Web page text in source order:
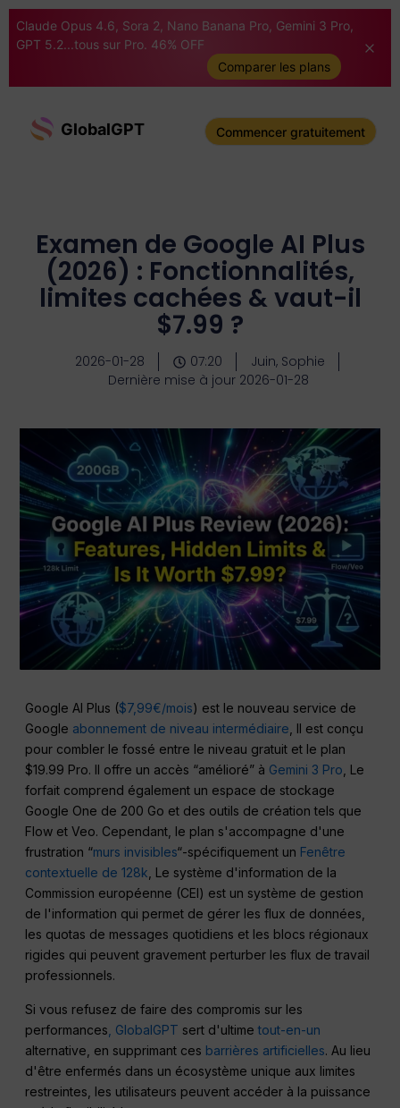
Claude Opus 4.6, Sora 2, Nano Banana Pro, Gemini 3 Pro,
GPT 5.2...tous sur Pro. 46% OFF
Comparer les plans
GlobalGPT Commencer gratuitement
Examen de Google AI Plus
(2026) : Fonctionnalités,
limites cachées & vaut-il
$7.99 ?
2026-01-28 07:20
Juin, Sophie
Dernière mise à jour 2026-01-28
Google AI Plus ($7,99€/mois) est le nouveau service de
Google abonnement de niveau intermédiaire , Il est conçu
pour combler le fossé entre le niveau gratuit et le plan
$19.99 Pro. Il offre un accès “amélioré” à Gemini 3 Pro , Le
forfait comprend également un espace de stockage
Google One de 200 Go et des outils de création tels que
Flow et Veo. Cependant, le plan s'accompagne d'une
frustration “murs invisibles“-spécifiquement un Fenêtre
contextuelle de 128k , Le système d'information de la
Commission européenne (CEI) est un système de gestion
de l'information qui permet de gérer les flux de données,
les quotas de messages quotidiens et les blocs régionaux
rigides qui peuvent gravement perturber les flux de travail
professionnels.
Si vous refusez de faire des compromis sur les
performances , GlobalGPT sert d'ultime tout-en-un
alternative, en supprimant ces barrières artificielles. Au lieu
d'être enfermés dans un écosystème unique aux limites
restreintes, les utilisateurs peuvent accéder à la puissance